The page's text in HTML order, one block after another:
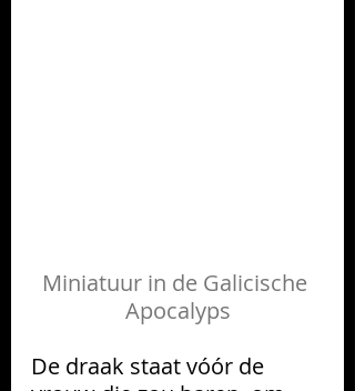
Miniatuur in de Galicische
Apocalyps
De draak staat vóór de